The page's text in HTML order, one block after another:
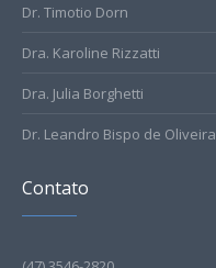
Dr. Timotio Dorn
Dra. Karoline Rizzatti
Dra. Julia Borghetti
Dr. Leandro Bispo de Oliveira
Contato